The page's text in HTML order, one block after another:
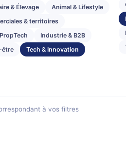
& Élevage
Animal & Lifestyle
& territoires
Industrie & B2B
être
Tech & Innovation
à vos filtres